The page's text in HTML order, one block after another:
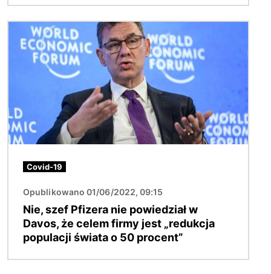
Obraz
Covid-19
Opublikowano 01/06/2022, 09:15
Nie, szef Pfizera nie powiedział w
Davos, że celem firmy jest „redukcja
populacji świata o 50 procent”